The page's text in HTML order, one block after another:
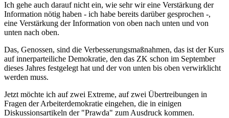
Ich gehe auch darauf nicht ein, wie sehr wir eine Verstärkung der
Information nötig haben - ich habe bereits darüber gesprochen -,
eine Verstärkung der Information von oben nach unten und von
unten nach oben.
Das, Genossen, sind die Verbesserungsmaßnahmen, das ist der Kurs
auf innerparteiliche Demokratie, den das ZK schon im September
dieses Jahres festgelegt hat und der von unten bis oben verwirklicht
werden muss.
Jetzt möchte ich auf zwei Extreme, auf zwei Übertreibungen in
Fragen der Arbeiterdemokratie eingehen, die in einigen
Diskussionsartikeln der "Prawda" zum Ausdruck kommen.